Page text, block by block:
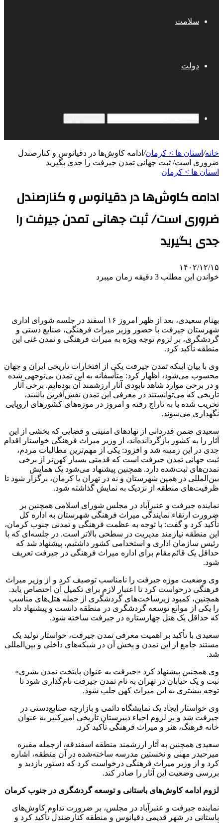
سلامت
دولت
خانه/ استان ها > کرمان/ ادامه کاوش‌ها در دقیانوس و کنارصندل
ضروری است/ ثبت جهانی تمدن جیرفت را جدی بگیرید
استان ها > کرمان
ادامه کاوش‌ها در دقیانوس و کنارصندل
ضروری است/ ثبت جهانی تمدن جیرفت را
جدی بگیرید
۱۴۰۲/۱۲/۱۵
خواندن این مطلب 3 دقیقه زمان میبرد
بهنام سعیدی، بعد از ظهر امروز ۱۶ اسفند در جلسه شورای اداری
شهرستان جیرفت با حضور وزیر میراث فرهنگی، صنایع دستی و
گردشگری، بر لزوم توجه ویژه به میراث فرهنگی و تمدن غنی این
منطقه تأکید کرد.
وی با بیان اینکه تمدن جیرفت یکی از افتخارات تاریخی ایران و جهان
محسوب می‌شود، اظهار کرد: متأسفانه به این تمدن بی‌توجهی شده
و در برخی موارد شاهد نابودی آثار ارزشمند آن بوده‌ایم. برخی آثار
تاریخی که می‌توانستند در معرفی این تمدن نقش‌آفرین باشند،
تخریب شده یا به تاراج رفته و امروز در موزه‌های کشورهای اروپایی
نگهداری می‌شوند.
سعیدی ضمن قدردانی از نهادهای امنیتی و قضایی که بخشی از این
آثار را به کشور بازگردانده‌اند، از وزیر میراث فرهنگی خواستار اقدام
جدی در این زمینه شد و افزود: یکی از مهم‌ترین مطالبات مردم،
ثبت جهانی تمدن جیرفت است که قدمتی بسیار کهن‌تر از برخی
تمدن‌های ثبت‌شده دارد. همچنین پیشنهاد می‌شود یک همایش
بین‌المللی در همین شهرستان و نه در تهران یا کرمان، برگزار شود تا
ظرفیت‌های منطقه از نزدیک به نمایش گذاشته شود.
نماینده جیرفت و عنبرآباد در مجلس شورای اسلامی همچنین بر
ضرورت ارتقاء نمایندگی میراث فرهنگی شهرستان به اداره کل
تأکید کرد و گفت: با توجه به عظمت فرهنگی و تمدنی جنوب کرمان،
این منطقه نیازمند مدیریت در سطحی بالاتر است. در جلسه‌ای که با
رئیس سازمان اداری و استخدامی کشور داشتیم، پیشنهاد شد که
حداقل یک قائم‌مقام برای اداره میراث فرهنگی در جیرفت تعریف
شود.
وی وضعیت موزه جیرفت را نامناسب توصیف کرد و از وزیر میراث
فرهنگی درخواست کرد تا اعتبار لازم برای تکمیل آن اختصاص یابد.
همچنین، کمبود زیرساخت‌های گردشگری از جمله هتل‌های مناسب
را یکی از موانع توسعه گردشگری در منطقه دانست و پیشنهاد داد
که حداقل یک هتل چهارستاره در جیرفت ساخته شود.
سعیدی با تأکید بر اهمیت معرفی تمدن جیرفت، خواستار تولید یک
مستند جامع از این تمدن و پخش آن در شبکه‌های داخلی و بین‌المللی
شد.
وی همچنین پیشنهاد کرد «جیرفت به عنوان پایتخت تمدن بشری»
ثبت و یک خیابان در تهران به نام تمدن جیرفت نام‌گذاری شود تا
توجه بیشتری به این میراث کهن جلب شود.
وی خواستار ایجاد یک نمایشگاه دائمی و بازارچه صنایع‌دستی در
جیرفت شد و بر لزوم احیاء دبیرستان تاریخی امیرکبیر به عنوان
خانه فرهنگ، هنر و میراث فرهنگی تأکید کرد.
سعیدی همچنین به آثار ارزشمند منطقه اسفندقه، ازجمله مقبره
میرحیدر مهنی و نخستین مدرسه ساخته‌شده در آن منطقه، اشاره
کرد و از وزیر میراث فرهنگی درخواست کرد که دستور بازدید و
بررسی وضعیت این آثار را صادر کند.
لزوم ادامه کاوش‌های باستانی و توسعه گردشگری در جنوب کرمان
نماینده جیرفت و عنبرآباد در مجلس، بر ضرورت تداوم کاوش‌های
باستانی در شهر قدیمی دقیانوس و منطقه کنارصندل تأکید کرد و